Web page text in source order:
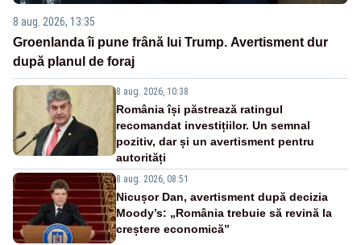
8 aug. 2026, 13:35
Groenlanda îi pune frână lui Trump. Avertisment dur
după planul de foraj
8 aug. 2026, 10:38
România își păstrează ratingul
recomandat investițiilor. Un semnal
pozitiv, dar și un avertisment pentru
autorități
8 aug. 2026, 08:51
Nicușor Dan, avertisment după decizia
Moody’s: „România trebuie să revină la
creștere economică”